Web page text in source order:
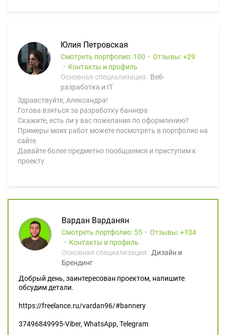
Юлия Петровская
Смотреть портфолио: 100 Отзывы:
29
Контакты и профиль
Основная специализация: Веб-
разработка и IT
Здравствуйте, Александра!
Готова взяться за разработку баннера
Скажите, есть ли у вас пожелания по оформлению?
Примеры моих работ можете посмотреть в портфолио на
сайте.
Давайте более предметно пообщаемся и приступим к
проекту
Вардан Варданян
Смотреть портфолио: 55 Отзывы:
104
Контакты и профиль
Основная специализация: Дизайн и
Брендинг
Добрый день, заинтересован проектом, напишите
обсудим детали.
https://freelance.ru/vardan96/#bannery
37496849995-Viber, WhatsApp, Telegram